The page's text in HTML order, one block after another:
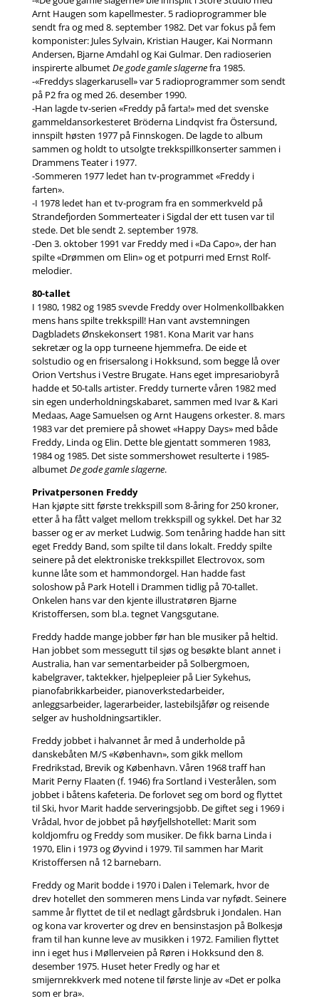
Arnt Haugen som kapellmester. 5 radioprogrammer ble
sendt fra og med 8. september 1982. Det var fokus på fem
komponister: Jules Sylvain, Kristian Hauger, Kai Normann
Andersen, Bjarne Amdahl og Kai Gulmar. Den radioserien
inspirerte albumetDe gode gamle slagernefra 1985.
-«Freddys slagerkarusell» var 5 radioprogrammer som sendt
på P2 fra og med 26. desember 1990.
-Han lagde tv-serien «Freddy på farta!» med det svenske
gammeldansorkesteret Bröderna Lindqvist fra Östersund,
innspilt høsten 1977 på Finnskogen. De lagde to album
sammen og holdt to utsolgte trekkspillkonserter sammen i
Drammens Teater i 1977.
-Sommeren 1977 ledet han tv-programmet «Freddy i
farten».
-I 1978 ledet han et tv-program fra en sommerkveld på
Strandefjorden Sommerteater i Sigdal der ett tusen var til
stede. Det ble sendt 2. september 1978.
-Den 3. oktober 1991 var Freddy med i «Da Capo», der han
spilte «Drømmen om Elin» og et potpurri med Ernst Rolf-
melodier.
80-tallet
I 1980, 1982 og 1985 svevde Freddy over Holmenkollbakken
mens hans spilte trekkspill! Han vant avstemningen
Dagbladets Ønskekonsert 1981. Kona Marit var hans
sekretær og la opp turneene hjemmefra. De eide et
solstudio og en frisersalong i Hokksund, som begge lå over
Orion Vertshus i Vestre Brugate. Hans eget impresariobyrå
hadde et 50-talls artister. Freddy turnerte våren 1982 med
sin egen underholdningskabaret, sammen med Ivar & Kari
Medaas, Aage Samuelsen og Arnt Haugens orkester. 8. mars
1983 var det premiere på showet «Happy Days» med både
Freddy, Linda og Elin. Dette ble gjentatt sommeren 1983,
1984 og 1985. Det siste sommershowet resulterte i 1985-
albumetDe gode gamle slagerne.
Privatpersonen Freddy
Han kjøpte sitt første trekkspill som 8-åring for 250 kroner,
etter å ha fått valget mellom trekkspill og sykkel. Det har 32
basser og er av merket Ludwig. Som tenåring hadde han sitt
eget Freddy Band, som spilte til dans lokalt. Freddy spilte
seinere på det elektroniske trekkspillet Electrovox, som
kunne låte som et hammondorgel. Han hadde fast
soloshow på Park Hotell i Drammen tidlig på 70-tallet.
Onkelen hans var den kjente illustratøren Bjarne
Kristoffersen, som bl.a. tegnet Vangsgutane.
Freddy hadde mange jobber før han ble musiker på heltid.
Han jobbet som messegutt til sjøs og besøkte blant annet i
Australia, han var sementarbeider på Solbergmoen,
kabelgraver, taktekker, hjelpepleier på Lier Sykehus,
pianofabrikkarbeider, pianoverkstedarbeider,
anleggsarbeider, lagerarbeider, lastebilsjåfør og reisende
selger av husholdningsartikler.
Freddy jobbet i halvannet år med å underholde på
danskebåten M/S «København», som gikk mellom
Fredrikstad, Brevik og København. Våren 1968 traff han
Marit Perny Flaaten (f. 1946) fra Sortland i Vesterålen, som
jobbet i båtens kafeteria. De forlovet seg om bord og flyttet
til Ski, hvor Marit hadde serveringsjobb. De giftet seg i 1969 i
Vrådal, hvor de jobbet på høyfjellshotellet: Marit som
koldjomfru og Freddy som musiker. De fikk barna Linda i
1970, Elin i 1973 og Øyvind i 1979. Til sammen har Marit
Kristoffersen nå 12 barnebarn.
Freddy og Marit bodde i 1970 i Dalen i Telemark, hvor de
drev hotellet den sommeren mens Linda var nyfødt. Seinere
samme år flyttet de til et nedlagt gårdsbruk i Jondalen. Han
og kona var kroverter og drev en bensinstasjon på Bolkesjø
fram til han kunne leve av musikken i 1972. Familien flyttet
inn i eget hus i Møllerveien på Røren i Hokksund den 8.
desember 1975. Huset heter Fredly og har et
smijernrekkverk med notene til første linje av «Det er polka
som er bra».